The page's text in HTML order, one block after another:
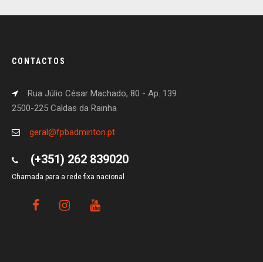
CONTACTOS
Rua Júlio César Machado, 80 - Ap. 139
2500-225 Caldas da Rainha
geral@fpbadminton.pt
(+351) 262 839020
Chamada para a rede fixa nacional